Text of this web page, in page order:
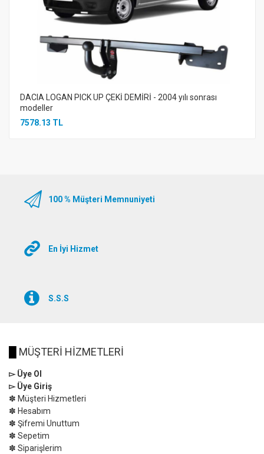
DACIA LOGAN PICK UP ÇEKİ DEMİRİ - 2004 yılı sonrası
modeller
7578.13 TL
100 % Müşteri Memnuniyeti
En İyi Hizmet
S.S.S
MÜŞTERİ HİZMETLERİ
▻ Üye Ol
▻ Üye Giriş
✽ Müşteri Hizmetleri
✽ Hesabım
✽ Şifremi Unuttum
✽ Sepetim
✽ Siparişlerim